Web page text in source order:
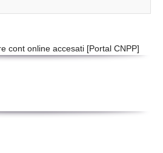
cont online accesati [Portal CNPP]